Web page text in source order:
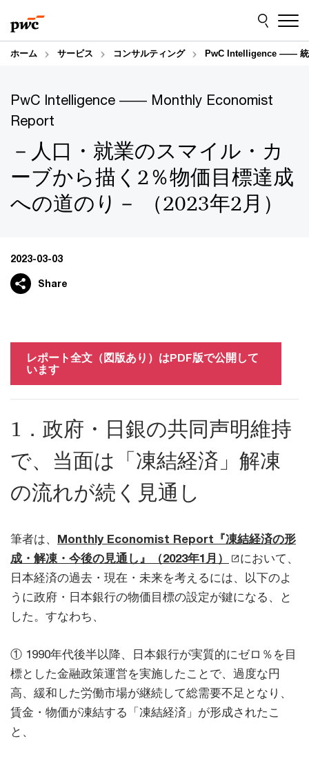
to
content
to
footer
ホーム サービス コンサルティング PwC Intelligence ―― 統
PwC Intelligence ―― Monthly Economist
Report
－人口・就業のスマイル・カ
ーブから描く2％物価目標達成
への道のり－ （2023年2月）
2023-03-03
Share
レポート全文（図版あり）はPDF版で公開して
います
1．政府・日銀の共同声明維持
で、当面は「凍結経済」解凍
の流れが続く見通し
筆者は、 Monthly Economist Report『凍結経済の形
成・解凍・今後の見通し』（2023年1月）
において、
日本経済の過去・現在・未来を考えるには、以下のよ
うに政府・日本銀行の物価目標の設定が鍵になる、と
した。すなわち、
① 1990年代後半以降、日本銀行が実質的にゼロ％を目
標とした金融政策運営を実施したことで、過度な円
高、緩和した労働市場が継続して総需要不足となり、
賃金・物価が凍結する「凍結経済」が形成されたこ
と、